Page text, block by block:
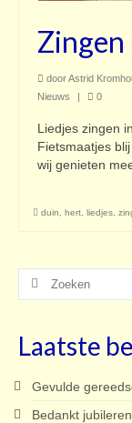
Zingen
doorAstrid
Nieuws
| 0
Liedjes zingen
Fietsmaatjes
wij genieten
duin hert liedjes
Zoeken
Laatste
Gevulde
Bedankt